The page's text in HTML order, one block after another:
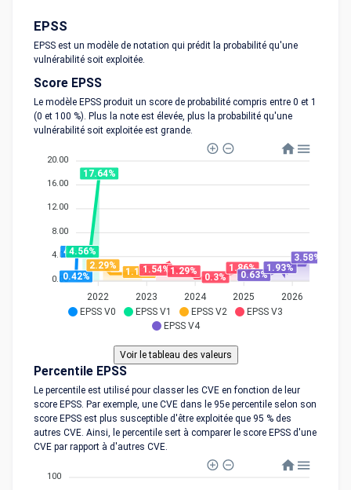
EPSS
EPSS est un modèle de notation qui prédit la probabilité qu'une
vulnérabilité soit exploitée.
Score EPSS
Le modèle EPSS produit un score de probabilité compris entre 0 et 1
(0 et 100 %). Plus la note est élevée, plus la probabilité qu'une
vulnérabilité soit exploitée est grande.
EPSS V0 EPSS V1 EPSS V2
EPSS V3
EPSS V4
20.00
16.00
12.00
8.00
4.00
0.000.42%
4.56%
4.56%
17.64%
2.29%
1.15%1.54% 1.29%
0.3%
1.86%
0.63%
1.93%
3.58%
2022 2023 2024 2025 2026
Percentile EPSS
Le percentile est utilisé pour classer les CVE en fonction de leur
score EPSS. Par exemple, une CVE dans le 95e percentile selon son
score EPSS est plus susceptible d'être exploitée que 95 % des
autres CVE. Ainsi, le percentile sert à comparer le score EPSS d'une
CVE par rapport à d'autres CVE.
100